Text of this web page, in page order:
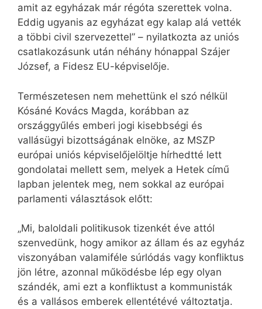
amit az egyházak már régóta szerettek volna.
Eddig ugyanis az egyházat egy kalap alá vették
a többi civil szervezettel” – nyilatkozta az uniós
csatlakozásunk után néhány hónappal Szájer
József, a Fidesz EU-képviselője.
Természetesen nem mehettünk el szó nélkül
Kósáné Kovács Magda, korábban az
országgyűlés emberi jogi kisebbségi és
vallásügyi bizottságának elnöke, az MSZP
európai uniós képviselőjelöltje hírhedtté lett
gondolatai mellett sem, melyek a Hetek című
lapban jelentek meg, nem sokkal az európai
parlamenti választások előtt:
„Mi, baloldali politikusok tizenkét éve attól
szenvedünk, hogy amikor az állam és az egyház
viszonyában valamiféle súrlódás vagy konfliktus
jön létre, azonnal működésbe lép egy olyan
szándék, ami ezt a konfliktust a kommunisták
és a vallásos emberek ellentétévé változtatja.